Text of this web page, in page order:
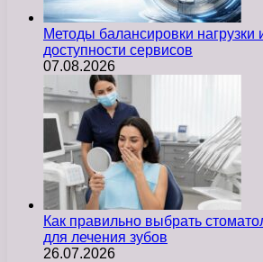
Методы балансировки нагрузки
доступности сервисов
07.08.2026
Как правильно выбрать
для лечения зубов
26.07.2026